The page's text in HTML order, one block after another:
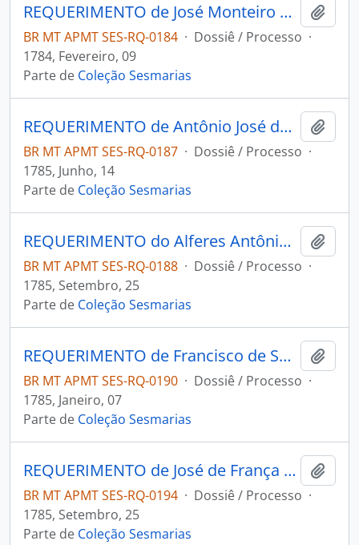
REQUERIMENTO de José Monteiro de Castro ao Governador e Capitão-General da Capitania de Mato Grosso Luiz de Albuquerque de Melo Pereira e Cáceres.
BR MT APMT SES-RQ-0184 · Dossiê / Processo ·
1784, Fevereiro, 09
Parte de Coleção Sesmarias
REQUERIMENTO de Antônio José da Silva ao Governador e Capitão-General da Capitania de Mato Grosso Luiz de Albuquerque de Melo Pereira e Cáceres.
BR MT APMT SES-RQ-0187 · Dossiê / Processo ·
1785, Junho, 14
Parte de Coleção Sesmarias
REQUERIMENTO do Alferes Antônio Xavier de Siqueira ao Governador e Capitão-General da Capitania de Mato Grosso Luiz de Albuquerque de Melo Pereira e Cáceres.
BR MT APMT SES-RQ-0188 · Dossiê / Processo ·
1785, Setembro, 25
Parte de Coleção Sesmarias
REQUERIMENTO de Francisco de Souza Alecrim ao Governador e Capitão-General da Capitania de Mato Grosso Luiz de Albuquerque de Melo Pereira e Cáceres.
BR MT APMT SES-RQ-0190 · Dossiê / Processo ·
1785, Janeiro, 07
Parte de Coleção Sesmarias
REQUERIMENTO de José de França Silva ao Governador e Capitão-General da Capitania de Mato Grosso Luiz de Albuquerque de Melo Pereira e Cáceres.
BR MT APMT SES-RQ-0194 · Dossiê / Processo ·
1785, Setembro, 25
Parte de Coleção Sesmarias